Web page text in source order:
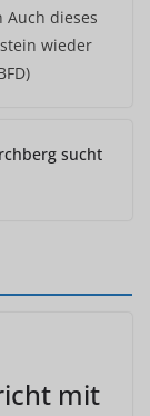
Auch dieses
wieder
sucht
mit